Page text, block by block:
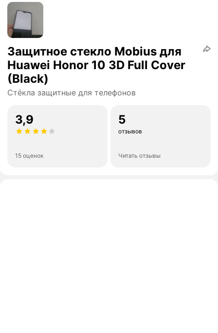
Защитное стекло Mobius для
Huawei Honor 10 3D Full Cover
(Black)
Стёкла защитные для телефонов
3,9
15 оценок
5
отзывов
Читать отзывы